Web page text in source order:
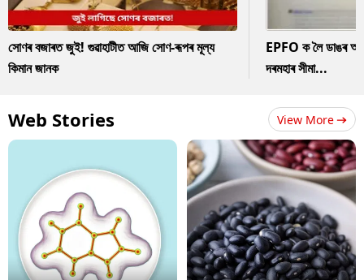
সোণৰ বজাৰত জুই! গুৱাহাটীত আজি সোণ-ৰূপৰ মূল্য
কিমান জানক
EPFO ক লৈ ডাঙৰ
দৰমহাৰ সীমা...
Web Stories View More